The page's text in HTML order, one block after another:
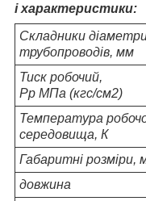
і характеристики:
Складники
трубопроводів, мм
Тиск робочий,
Pp МПа (кгс/см2)
Температура
середовища, К
Габаритні розміри,
довжина